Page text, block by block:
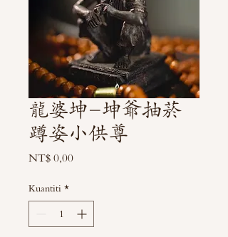
龍婆坤-坤爺抽菸
蹲姿小供尊
NT$ 0,00Harga
Kuantiti *